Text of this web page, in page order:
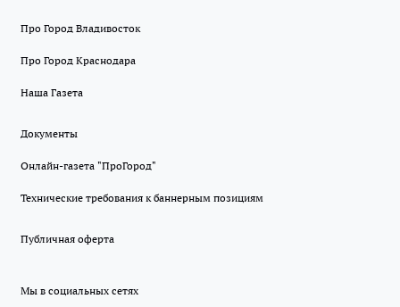
Про Город Владивосток
Про Город Краснодара
Наша Газета
Документы
Онлайн-газета "ПроГород"
Технические требования к баннерным позициям
Публичная оферта
Мы в социальных сетях